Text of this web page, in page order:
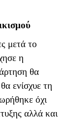
μετά το
η
θα
ενίσχυε τη
όχι
αλλά και